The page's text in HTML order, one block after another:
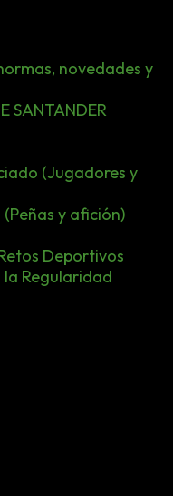
novedades y
SANTANDER
(Jugadores y
(Peñas y afición)
Deportivos
la Regularidad